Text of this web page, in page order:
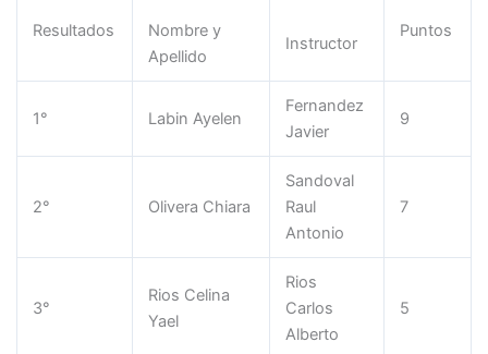
Resultados
Nombre y
Apellido
Instructor
Puntos
1° Labin Ayelen
Fernandez
Javier
9
2° Olivera Chiara
Sandoval
Raul
Antonio
7
3°
Rios Celina
Yael
Rios
Carlos
Alberto
5